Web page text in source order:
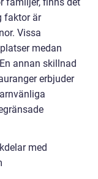
familjer, finns det
faktor är
Vissa
medan
annan skillnad
erbjuder
med